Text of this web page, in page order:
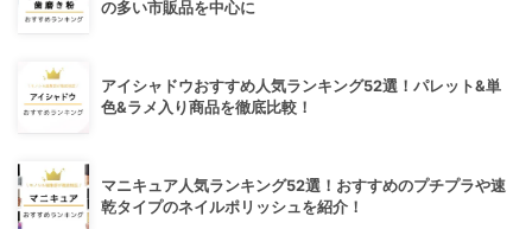
の多い市販品を中心に
アイシャドウおすすめ人気ランキング52選！パレット&単
色&ラメ入り商品を徹底比較！
マニキュア人気ランキング52選！おすすめのプチプラや速
乾タイプのネイルポリッシュを紹介！